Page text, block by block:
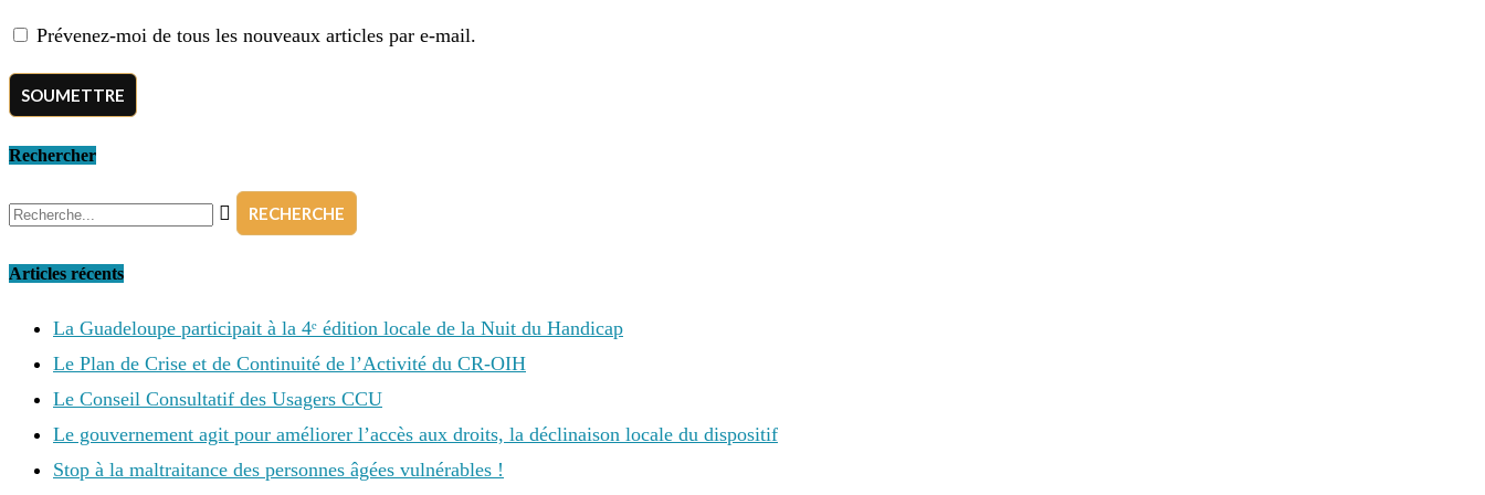
Prévenez-moi de tous les nouveaux articles par e-mail.
Rechercher
Articles récents
La Guadeloupe participait à la 4ᵉ édition locale de la Nuit du Handicap
Le Plan de Crise et de Continuité de l’Activité du CR-OIH
Le Conseil Consultatif des Usagers CCU
Le gouvernement agit pour améliorer l’accès aux droits, la déclinaison locale du dispositif
Stop à la maltraitance des personnes âgées vulnérables !